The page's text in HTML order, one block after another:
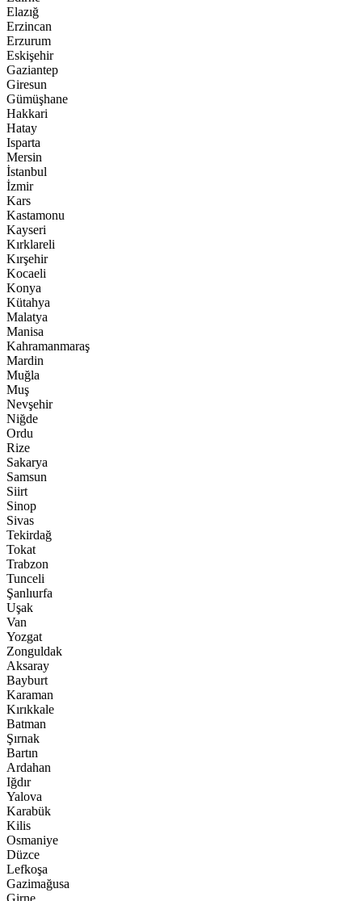
Elazığ
Erzincan
Erzurum
Eskişehir
Gaziantep
Giresun
Gümüşhane
Hakkari
Hatay
Isparta
Mersin
İstanbul
İzmir
Kars
Kastamonu
Kayseri
Kırklareli
Kırşehir
Kocaeli
Konya
Kütahya
Malatya
Manisa
Kahramanmaraş
Mardin
Muğla
Muş
Nevşehir
Niğde
Ordu
Rize
Sakarya
Samsun
Siirt
Sinop
Sivas
Tekirdağ
Tokat
Trabzon
Tunceli
Şanlıurfa
Uşak
Van
Yozgat
Zonguldak
Aksaray
Bayburt
Karaman
Kırıkkale
Batman
Şırnak
Bartın
Ardahan
Iğdır
Yalova
Karabük
Kilis
Osmaniye
Düzce
Lefkoşa
Gazimağusa
Girne